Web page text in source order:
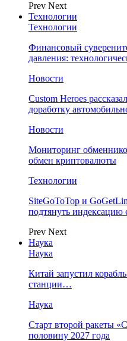
Prev Next
Технологии
Технологии
Финансовый
давления:
Новости
Custom Heroes
доработку
Новости
Мониторинг
обмен криптовалюты
Технологии
SiteGoToTop и
подтянуть индексацию
Prev Next
Наука
Наука
Китай запустил
станции…
Наука
Старт второй ракеты
половину 2027 года